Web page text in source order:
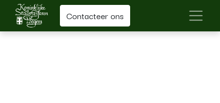
Contacteer ons